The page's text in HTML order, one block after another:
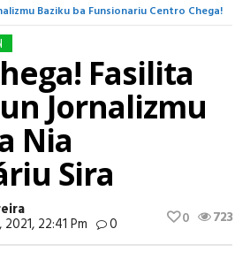
Baziku ba Funsionariu Centro Chega!
Fasilita
Jornalizmu
Nia
Sira
22:41 Pm 0 723
0